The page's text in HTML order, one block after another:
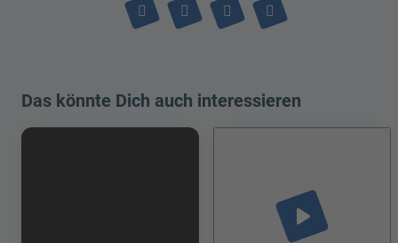
Das könnte Dich auch interessieren
play_arrow